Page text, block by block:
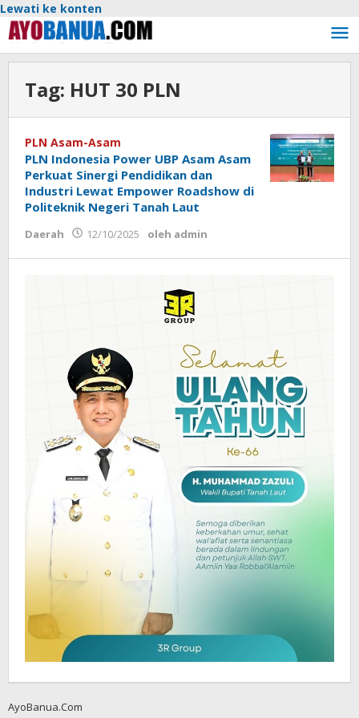
Lewati ke konten
Tag: HUT 30 PLN
PLN Asam-Asam
PLN Indonesia Power UBP Asam Asam
Perkuat Sinergi Pendidikan dan
Industri Lewat Empower Roadshow di
Politeknik Negeri Tanah Laut
Daerah 12/10/2025 oleh admin
AyoBanua.Com